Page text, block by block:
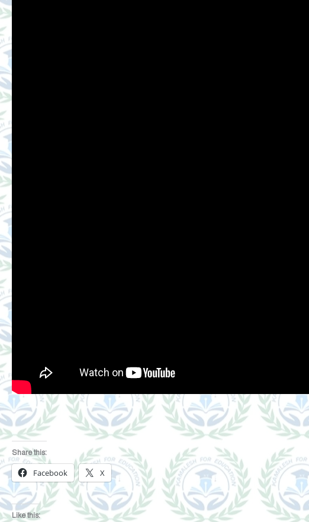
Share this:
Facebook X
Like this: